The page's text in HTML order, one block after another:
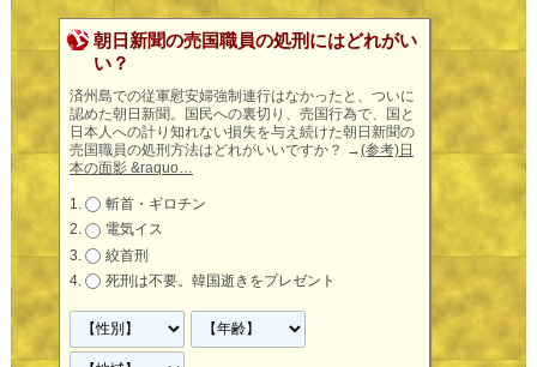
朝日新聞の売国職員の処刑にはどれがい
い？
済州島での従軍慰安婦強制連行はなかったと、ついに
認めた朝日新聞。国民への裏切り、売国行為で、国と
日本人への計り知れない損失を与え続けた朝日新聞の
売国職員の処刑方法はどれがいいですか？ →(参考)日
本の面影 &raquo…
斬首・ギロチン
電気イス
絞首刑
死刑は不要。韓国逝きをプレゼント